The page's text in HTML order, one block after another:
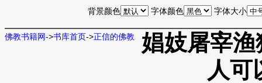
背景颜色 字体颜色 字体大小
佛教书籍网->书库首页->正信的佛教
娼妓屠宰
人可